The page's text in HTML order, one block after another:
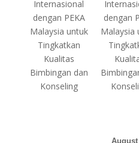
Internasional
dengan PEKA
Malaysia untuk
Tingkatkan
Kualitas
Bimbingan dan
Konseling
dengan
Malaysia
August